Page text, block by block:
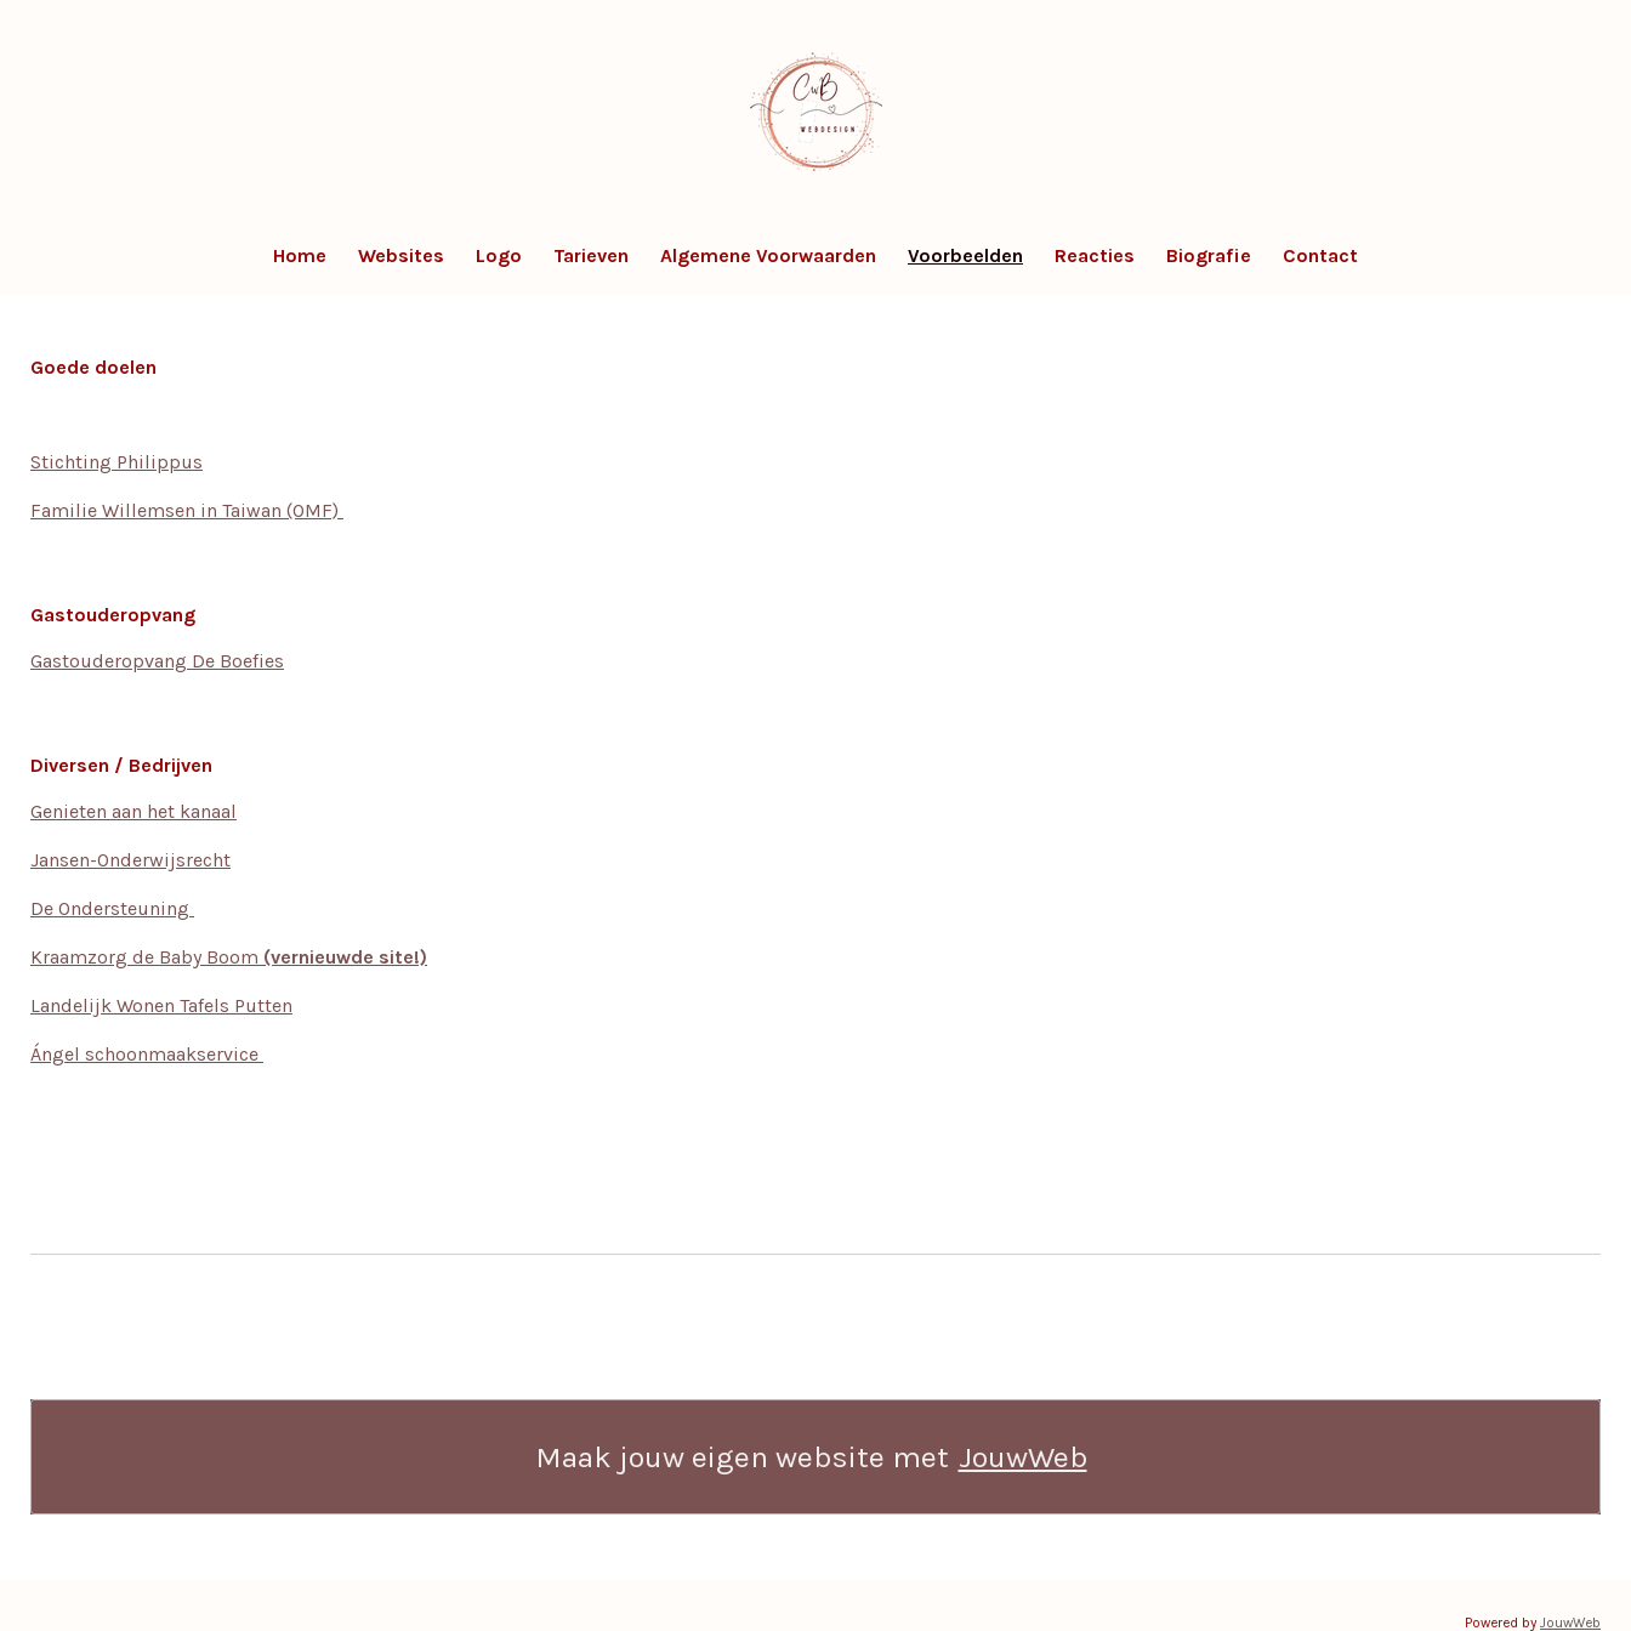
Home Websites Logo Tarieven Algemene Voorwaarden Voorbeelden Reacties Biografie Contact
Goede doelen
Stichting Philippus
Familie Willemsen in Taiwan (OMF)
Gastouderopvang
Gastouderopvang De Boefies
Diversen / Bedrijven
Genieten aan het kanaal
Jansen-Onderwijsrecht
De Ondersteuning
Kraamzorg de Baby Boom (vernieuwde site!)
Landelijk Wonen Tafels Putten
Ángel schoonmaakservice
Maak jouw eigen website met JouwWeb
Powered by JouwWeb